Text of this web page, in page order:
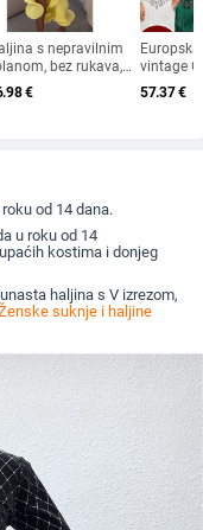
s nepravilnim
bez rukava,
uski kroj, visoki
€
vintage
haljina iz
plesna
57.37€
od 14 dana.
u roku od 14
kostima i donjeg
haljina s V izrezom,
suknje i haljine